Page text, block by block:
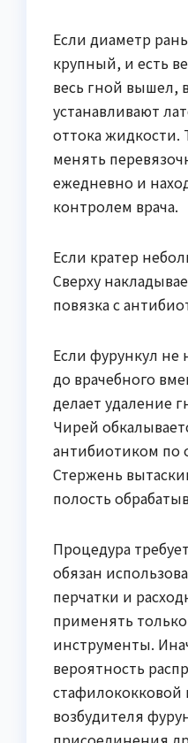
Если диаметр
крупный, и есть
весь гной вышел,
устанавливают
оттока жидкости.
менять
ежедневно и
контролем врача.
Если кратер
Сверху
повязка с
Если фурункул не
до врачебного
делает удаление
Чирей
антибиотиком по
Стержень
полость
Процедура
обязан
перчатки и
применять
инструменты.
вероятность
возбудителя